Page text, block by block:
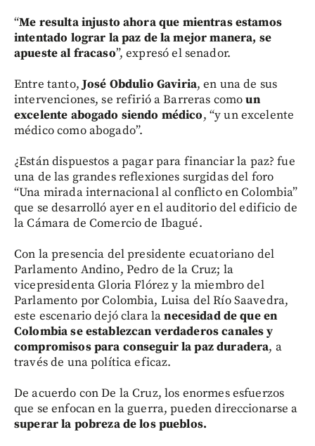
“Me resulta injusto ahora que mientras estamos
intentado lograr la paz de la mejor manera, se
apueste al fracaso”, expresó el senador.
Entre tanto,José Obdulio Gaviria, en una de sus
intervenciones, se refirió a Barreras comoun
excelente abogado siendo médico, “y un excelente
médico como abogado”.
¿Están dispuestos a pagar para financiar la paz? fue
una de las grandes reflexiones surgidas del foro
“Una mirada internacional al conflicto en Colombia”
que se desarrolló ayer en el auditorio del edificio de
la Cámara de Comercio de Ibagué.
Con la presencia del presidente ecuatoriano del
Parlamento Andino, Pedro de la Cruz; la
vicepresidenta Gloria Flórez y la miembro del
Parlamento por Colombia, Luisa del Río Saavedra,
este escenario dejó clara lanecesidad de que en
Colombia se establezcan verdaderos canales y
compromisos para conseguir la paz duradera, a
través de una política eficaz.
De acuerdo con De la Cruz, los enormes esfuerzos
que se enfocan en la guerra, pueden direccionarse a
superar la pobreza de los pueblos.